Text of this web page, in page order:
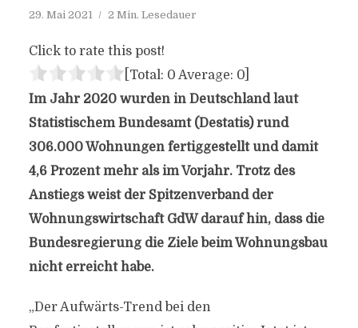
29. Mai 2021 2 Min. Lesedauer
Click to rate this post!
[Total: 0 Average: 0]
Im Jahr 2020 wurden in Deutschland laut
Statistischem Bundesamt (Destatis) rund
306.000 Wohnungen fertiggestellt und damit
4,6 Prozent mehr als im Vorjahr. Trotz des
Anstiegs weist der Spitzenverband der
Wohnungswirtschaft GdW darauf hin, dass die
Bundesregierung die Ziele beim Wohnungsbau
nicht erreicht habe.
„Der Aufwärts-Trend bei den